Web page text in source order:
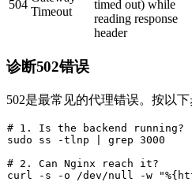
504
Timeout
timed out) while
reading response
header
诊断502错误
502是最常见的代理错误。按以下
# 1. Is the backend running?
sudo ss -tlnp | grep 3000
# 2. Can Nginx reach it?
curl -s -o /dev/null -w